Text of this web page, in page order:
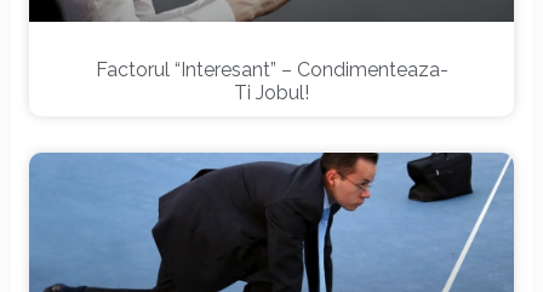
Factorul “interesant” – Condimenteaza-
Ti Jobul!